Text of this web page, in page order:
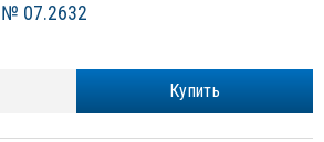
№ 07.2632
Купить